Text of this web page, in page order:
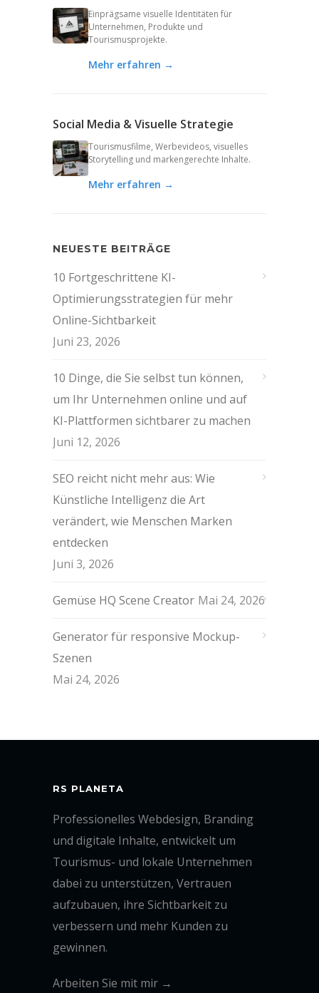
Einprägsame visuelle Identitäten für
Unternehmen, Produkte und
Tourismusprojekte.
Mehr erfahren →
Social Media & Visuelle Strategie
Tourismusfilme, Werbevideos, visuelles
Storytelling und markengerechte Inhalte.
Mehr erfahren →
NEUESTE BEITRÄGE
10 Fortgeschrittene KI-
Optimierungsstrategien für mehr
Online-Sichtbarkeit
Juni 23, 2026
10 Dinge, die Sie selbst tun können,
um Ihr Unternehmen online und auf
KI-Plattformen sichtbarer zu machen
Juni 12, 2026
SEO reicht nicht mehr aus: Wie
Künstliche Intelligenz die Art
verändert, wie Menschen Marken
entdecken
Juni 3, 2026
Gemüse HQ Scene Creator Mai 24, 2026
Generator für responsive Mockup-
Szenen
Mai 24, 2026
RS PLANETA
Professionelles Webdesign, Branding
und digitale Inhalte, entwickelt um
Tourismus- und lokale Unternehmen
dabei zu unterstützen, Vertrauen
aufzubauen, ihre Sichtbarkeit zu
verbessern und mehr Kunden zu
gewinnen.
Arbeiten Sie mit mir →